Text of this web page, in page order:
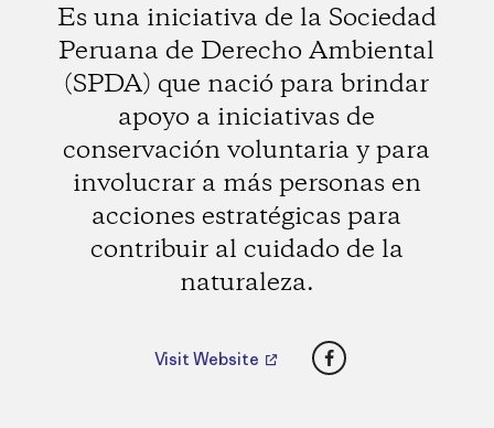
Es una iniciativa de la Sociedad
Peruana de Derecho Ambiental
(SPDA) que nació para brindar
apoyo a iniciativas de
conservación voluntaria y para
involucrar a más personas en
acciones estratégicas para
contribuir al cuidado de la
naturaleza.
Visit Website Facebook